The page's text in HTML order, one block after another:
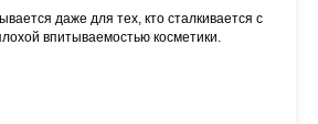
даже для тех, кто сталкивается с
впитываемостью косметики.